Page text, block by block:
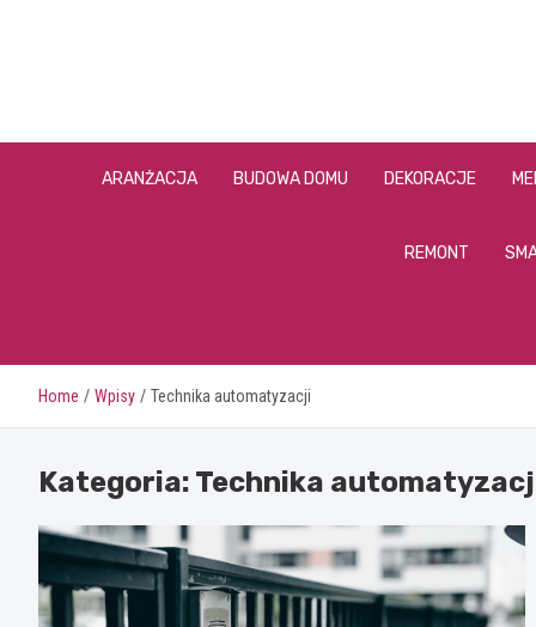
ARANŻACJA BUDOWA DOMU DEKORACJE
REMONT
Home Wpisy Technika automatyzacji
Kategoria: Technika